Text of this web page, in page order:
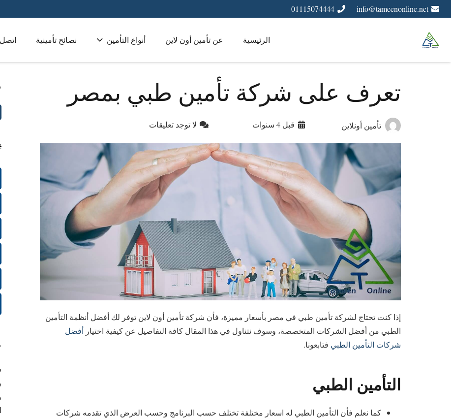
info@tameenonline.net
01115074444
الرئيسية عن تأمين أون لاين أنواع التأمين نصائح تأمينية اتصل
تعرف على شركة تأمين طبي بمصر
تأمين أونلاين قبل 4 سنوات لا توجد تعليقات
إذا كنت تحتاج لشركة تأمين طبي في مصر بأسعار مميزة، فأن شركة تأمين أون لاين توفر لك أفضل أنظمة التأمين
الطبي من أفضل الشركات المتخصصة، وسوف نتناول في هذا المقال كافة التفاصيل عن كيفية اختيار أفضل
شركات التأمين الطبي فتابعونا.
التأمين الطبي
كما نعلم فأن التأمين الطبي له اسعار مختلفة تختلف حسب البرنامج وحسب العرض الذي تقدمه شركات